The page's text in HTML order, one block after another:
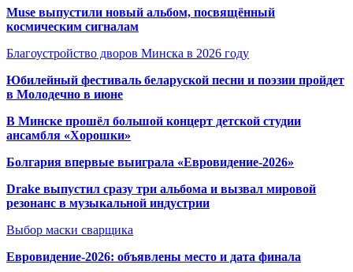
Muse выпустили новый альбом, посвящённый
космическим сигналам
Благоустройство дворов Минска в 2026 году
Юбилейный фестиваль беларуской песни и поэзии пройдет
в Молодечно в июне
В Минске прошёл большой концерт детской студии
ансамбля «Хорошки»
Болгария впервые выиграла «Евровидение-2026»
Drake выпустил сразу три альбома и вызвал мировой
резонанс в музыкальной индустрии
Выбор маски сварщика
Евровидение-2026: объявлены место и дата финала